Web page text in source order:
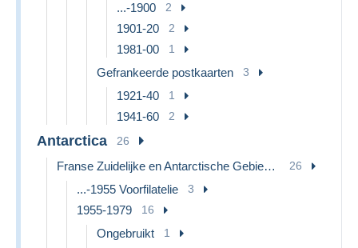
...-1900 2
1901-20 2
1981-00 1
Gefrankeerde postkaarten 3
1921-40 1
1941-60 2
Antarctica 26
Franse Zuidelijke en Antarctische Gebieden (TAAF) 26
...-1955 Voorfilatelie 3
1955-1979 16
Ongebruikt 1